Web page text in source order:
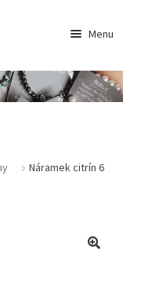
Menu
Náramek citrín 6